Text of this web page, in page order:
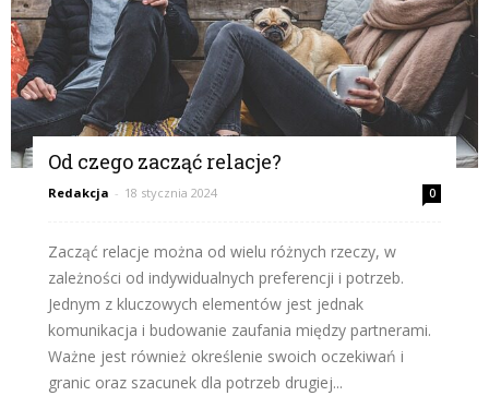
Od czego zacząć relacje?
Redakcja - 18 stycznia 2024 0
Zacząć relacje można od wielu różnych rzeczy, w
zależności od indywidualnych preferencji i potrzeb.
Jednym z kluczowych elementów jest jednak
komunikacja i budowanie zaufania między partnerami.
Ważne jest również określenie swoich oczekiwań i
granic oraz szacunek dla potrzeb drugiej...